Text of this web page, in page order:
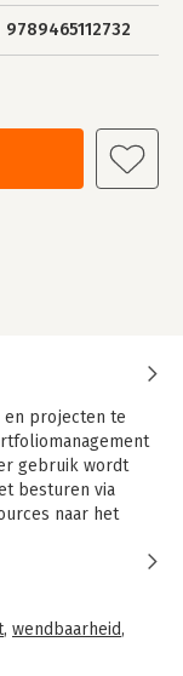
9789465112732
en projecten te
gebruik wordt
besturen via
naar het
in de volle
tot compleet
, wendbaarheid,